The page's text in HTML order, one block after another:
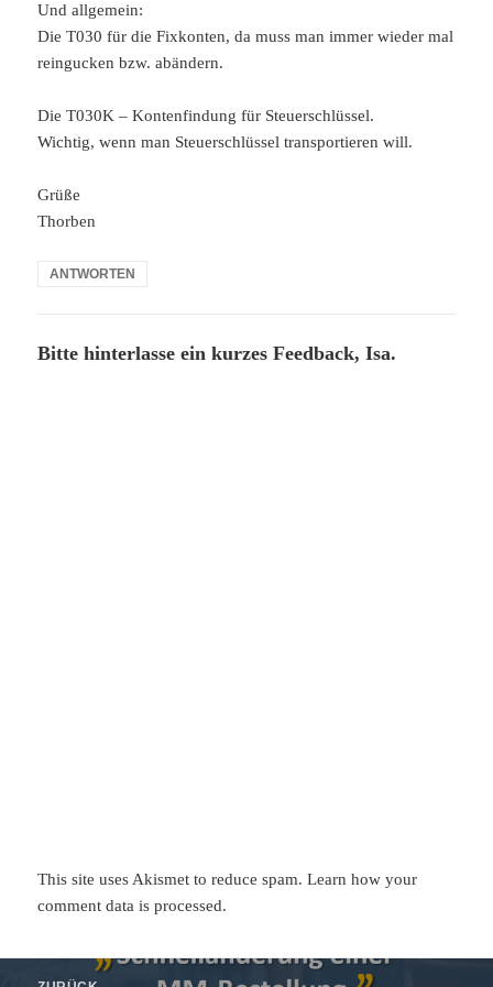
Und allgemein:
Die T030 für die Fixkonten, da muss man immer wieder mal
reingucken bzw. abändern.
Die T030K – Kontenfindung für Steuerschlüssel.
Wichtig, wenn man Steuerschlüssel transportieren will.
Grüße
Thorben
ANTWORTEN
Bitte hinterlasse ein kurzes Feedback, Isa.
This site uses Akismet to reduce spam.Learn how your
comment data is processed.
Beitragsnavigation